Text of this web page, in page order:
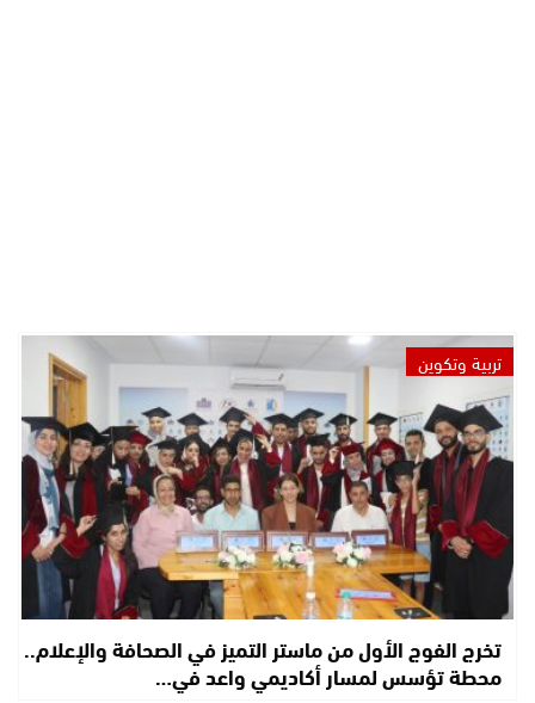
تربية وتكوين
تخرج الفوج الأول من ماستر التميز في الصحافة والإعلام..
محطة تؤسس لمسار أكاديمي واعد في…